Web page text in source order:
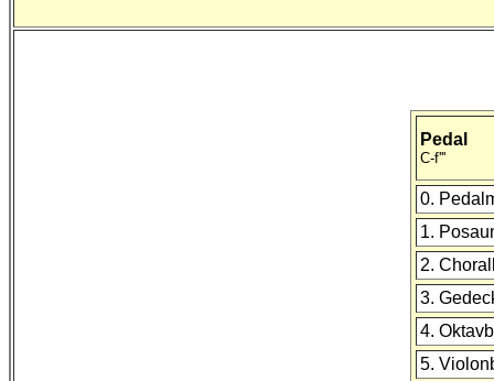
Pedal
C-f'''
0.
1.
2.
3.
4.
5.